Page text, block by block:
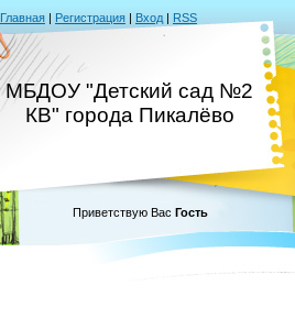
Главная | Регистрация | Вход | RSS
МБДОУ "Детский сад №2
КВ" города Пикалёво
Приветствую Вас Гость